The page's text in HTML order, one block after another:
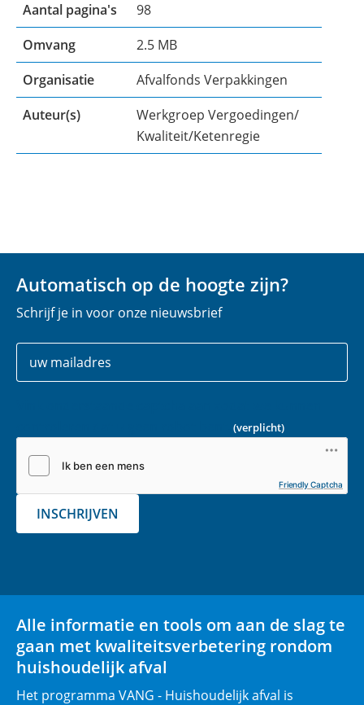
Aantal pagina's
98
Omvang
2.5 MB
Organisatie
Afvalfonds Verpakkingen
Auteur(s)
Werkgroep Vergoedingen/
Kwaliteit/Ketenregie
Automatisch op de hoogte zijn?
Schrijf je in voor onze nieuwsbrief
Uw
gegevens
E
i
v
c
h
t
)
(verplicht)
Friendly Captcha
INSCHRIJVEN
Alle informatie en tools om aan de slag te
gaan met kwaliteitsverbetering rondom
huishoudelijk afval
Het programma VANG - Huishoudelijk afval is